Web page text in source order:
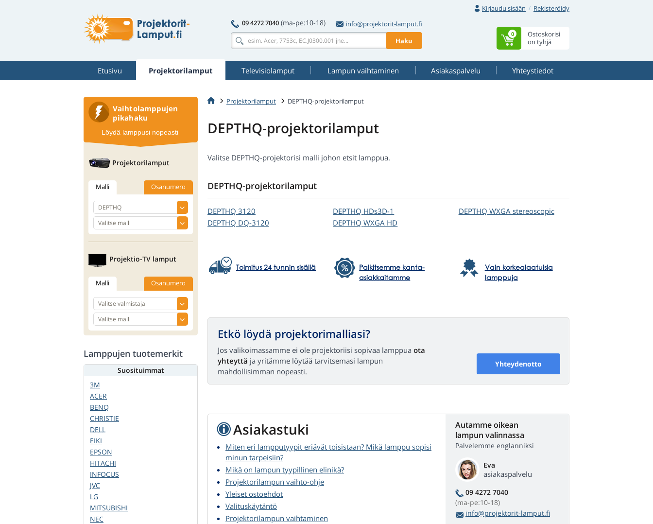
Kirjaudu sisään
Rekisteröidy
09 4272 7040 (ma-pe:10-18)
info@projektorit-lamput.fi
Haku
Ostoskorisi
on tyhjä
0
Etusivu Projektorilamput Televisiolamput Lampun vaihtaminen Asiakaspalvelu Yhteystiedot
Projektorilamput DEPTHQ-projektorilamput
DEPTHQ-projektorilamput
Valitse DEPTHQ-projektorisi malli johon etsit lamppua.
DEPTHQ-projektorilamput
DEPTHQ 3120
DEPTHQ DQ-3120
DEPTHQ HDs3D-1
DEPTHQWXGA HD
DEPTHQ WXGA stereoscopic
Toimitus 24 tunnin sisällä
Palkitsemme kanta-
asiakkaitamme
Vain korkealaatuisia
lamppuja
Etkö löydä projektorimalliasi?
Jos valikoimassamme ei ole projektoriisi sopivaa lamppua ota
yhteyttä ja yritämme löytää tarvitsemasi lampun
mahdollisimman nopeasti.
Yhteydenotto
Asiakastuki
Miten eri lampputyypit eriävät toisistaan? Mikä lamppu sopisi
minun tarpeisiin?
Mikä on lampun tyypillinen elinikä?
Projektorilampun vaihto-ohje
Yleiset ostoehdot
Valituskäytäntö
Projektorilampun vaihtaminen
Autamme oikean
lampun valinnassa
Palvelemme englanniksi
Eva
asiakaspalvelu
09 4272 7040
(ma-pe:10-18)
info@projektorit-lamput.fi
Vaihtolamppujen
pikahaku
Löydä lamppusi nopeasti
Projektorilamput
Malli Osanumero
Projektio-TV lamput
Malli Osanumero
Lamppujen tuotemerkit
Suosituimmat
3M
ACER
BENQ
CHRISTIE
DELL
EIKI
EPSON
HITACHI
INFOCUS
JVC
LG
MITSUBISHI
NEC